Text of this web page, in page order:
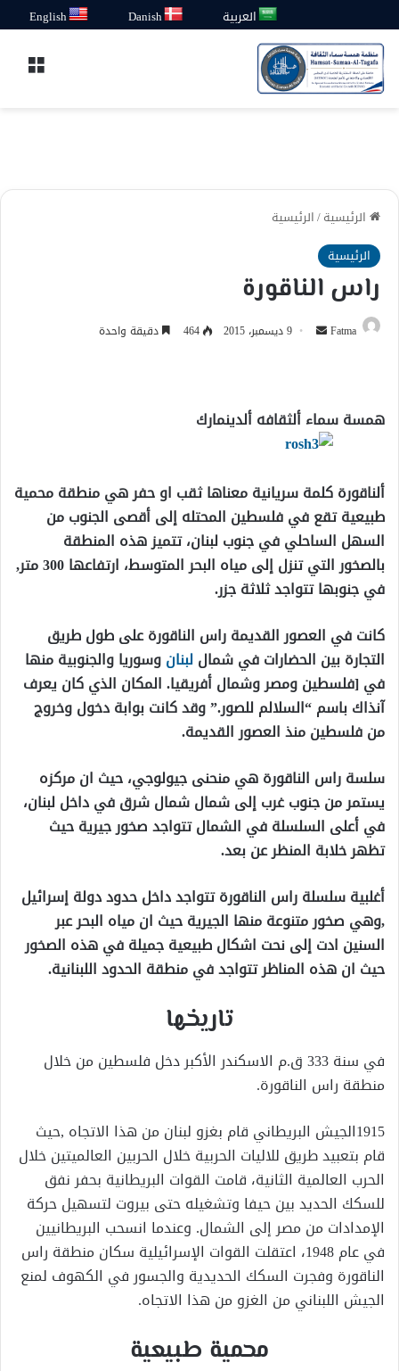
العربية Danish
English
الرئيسية/الرئيسية
الرئيسية
راس الناقورة
Fatma
أرسل 9 ديسمبر، 2015 464 دقيقة واحدة
همسة سماء ألثقافه ألدينمارك
ألناقورة كلمة سريانية معناها ثقب او حفر هي منطقة محمية
طبيعية تقع في فلسطين المحتله إلى أقصى الجنوب من
السهل الساحلي في جنوب لبنان، تتميز هذه المنطقة
بالصخور التي تنزل إلى مياه البحر المتوسط، ارتفاعها 300 متر,
في جنوبها تتواجد ثلاثة جزر.
كانت في العصور القديمة راس الناقورة على طول طريق
التجارة بين الحضارات في شماللبنانوسوريا والجنوبية منها
في [فلسطين ومصر وشمال أفريقيا. المكان الذي كان يعرف
آنذاك باسم “السلالم للصور.” وقد كانت بوابة دخول وخروج
من فلسطين منذ العصور القديمة.
سلسة راس الناقورة هي منحنى جيولوجي، حيث ان مركزه
يستمر من جنوب غرب إلى شمال شمال شرق في داخل لبنان،
في أعلى السلسلة في الشمال تتواجد صخور جيرية حيث
تظهر خلابة المنظر عن بعد.
أغلبية سلسلة راس الناقورة تتواجد داخل حدود دولة إسرائيل
,وهي صخور متنوعة منها الجيرية حيث ان مياه البحر عبر
السنين ادت إلى نحت اشكال طبيعية جميلة في هذه الصخور
حيث ان هذه المناظر تتواجد في منطقة الحدود اللبنانية.
تاريخها
في سنة 333 ق.م الاسكندر الأكبر دخل فلسطين من خلال
منطقة راس الناقورة.
1915الجيش البريطاني قام بغزو لبنان من هذا الاتجاه ,حيث
قام بتعبيد طريق للاليات الحربية خلال الحربين العالميتين خلال
الحرب العالمية الثانية، قامت القوات البريطانية بحفر نفق
للسكك الحديد بين حيفا وتشغيله حتى بيروت لتسهيل حركة
الإمدادات من مصر إلى الشمال. وعندما انسحب البريطانيين
في عام 1948، اعتقلت القوات الإسرائيلية سكان منطقة راس
الناقورة وفجرت السكك الحديدية والجسور في الكهوف لمنع
الجيش اللبناني من الغزو من هذا الاتجاه.
محمية طبيعية